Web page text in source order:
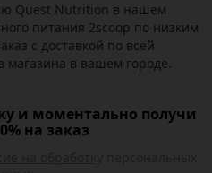
Quest Nutrition в нашем
питания 2scoop по низким
с доставкой по всей
магазина в вашем городе.
и моментально получи
на заказ